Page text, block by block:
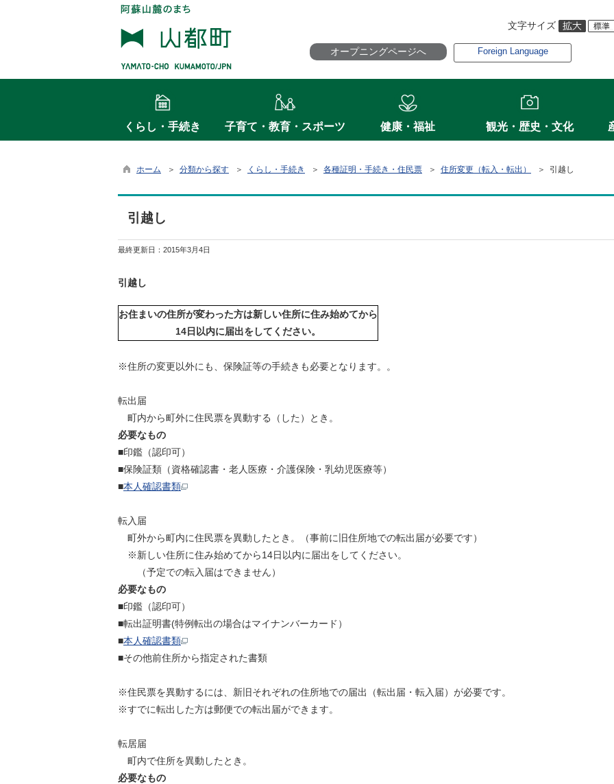
文字サイズ
オープニングページへ Foreign Language
くらし・手続き 子育て・教育・スポーツ 健康・福祉 観光・歴史・文化
ホーム ＞ 分類から探す ＞ くらし・手続き ＞ 各種証明・手続き・住民票 ＞ 住所変更（転入・転出） ＞ 引越し
引越し
最終更新日： 2015年3月4日
引越し
お住まいの住所が変わった方は新しい住所に住み始めてから
14日以内に届出をしてください。
※住所の変更以外にも、保険証等の手続きも必要となります。。
転出届
町内から町外に住民票を異動する（した）とき。
必要なもの
■印鑑（認印可）
■保険証類（資格確認書・老人医療・介護保険・乳幼児医療等）
■本人確認書類
転入届
町外から町内に住民票を異動したとき。（事前に旧住所地での転出届が必要です）
※新しい住所に住み始めてから14日以内に届出をしてください。
（予定での転入届はできません）
必要なもの
■印鑑（認印可）
■転出証明書(特例転出の場合はマイナンバーカード）
■本人確認書類
■その他前住所から指定された書類
※住民票を異動するには、新旧それぞれの住所地での届出（転出届・転入届）が必要です。
※すでに転出した方は郵便での転出届ができます。
転居届
町内で住所を異動したとき。
必要なもの